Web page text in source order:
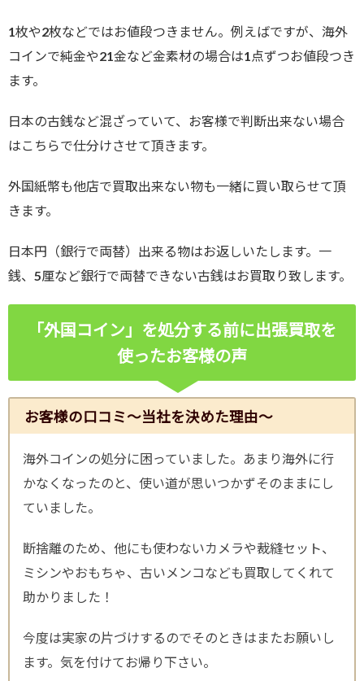
1枚や2枚などではお値段つきません。例えばですが、海外
コインで純金や21金など金素材の場合は1点ずつお値段つき
ます。
日本の古銭など混ざっていて、お客様で判断出来ない場合
はこちらで仕分けさせて頂きます。
外国紙幣も他店で買取出来ない物も一緒に買い取らせて頂
きます。
日本円（銀行で両替）出来る物はお返しいたします。一
銭、5厘など銀行で両替できない古銭はお買取り致します。
「外国コイン」を処分する前に出張買取を
使ったお客様の声
お客様の口コミ～当社を決めた理由～
海外コインの処分に困っていました。あまり海外に行
かなくなったのと、使い道が思いつかずそのままにし
ていました。
断捨離のため、他にも使わないカメラや裁縫セット、
ミシンやおもちゃ、古いメンコなども買取してくれて
助かりました！
今度は実家の片づけするのでそのときはまたお願いし
ます。気を付けてお帰り下さい。